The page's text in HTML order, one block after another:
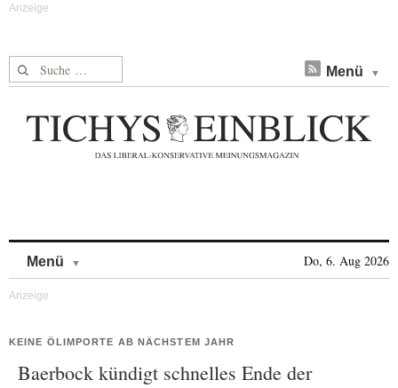
Suche nach: Menü
Menü Do, 6. Aug 2026
KEINE ÖLIMPORTE AB NÄCHSTEM JAHR
Baerbock kündigt schnelles Ende der